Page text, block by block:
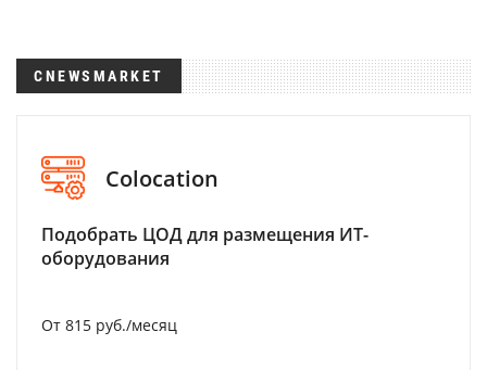
CNEWSMARKET
Colocation
Подобрать ЦОД для размещения ИТ-
оборудования
От 815 руб./месяц